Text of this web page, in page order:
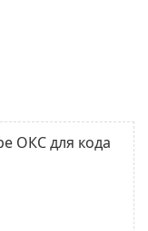
ОКС для кода